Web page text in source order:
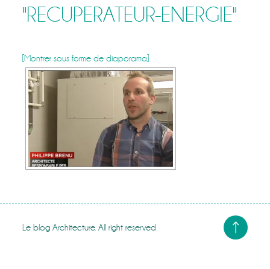
"RECUPERATEUR-ENERGIE"
[Montrer sous forme de diaporama]
Le blog Architecture. All right reserved